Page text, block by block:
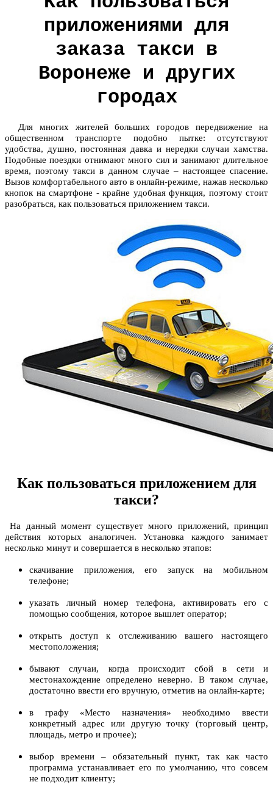
приложениями для
заказа такси в
Воронеже и других
городах
Для многих жителей больших городов передвижение на
общественном транспорте подобно пытке: отсутствуют
удобства, душно, постоянная давка и нередки случаи хамства.
Подобные поездки отнимают много сил и занимают длительное
время, поэтому такси в данном случае – настоящее спасение.
Вызов комфортабельного авто в онлайн-режиме, нажав несколько
кнопок на смартфоне - крайне удобная функция, поэтому стоит
разобраться, как пользоваться приложением такси.
Как пользоваться приложением для
такси?
На данный момент существует много приложений, принцип
действия которых аналогичен. Установка каждого занимает
несколько минут и совершается в несколько этапов:
скачивание приложения, его запуск на мобильном
телефоне;
указать личный номер телефона, активировать его с
помощью сообщения, которое вышлет оператор;
открыть доступ к отслеживанию вашего настоящего
местоположения;
бывают случаи, когда происходит сбой в сети и
местонахождение определено неверно. В таком случае,
достаточно ввести его вручную, отметив на онлайн-карте;
в графу «Место назначения» необходимо ввести
конкретный адрес или другую точку (торговый центр,
площадь, метро и прочее);
выбор времени – обязательный пункт, так как часто
программа устанавливает его по умолчанию, что совсем
не подходит клиенту;